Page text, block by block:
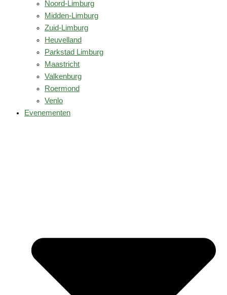
Noord-Limburg
Midden-Limburg
Zuid-Limburg
Heuvelland
Parkstad Limburg
Maastricht
Valkenburg
Roermond
Venlo
Evenementen